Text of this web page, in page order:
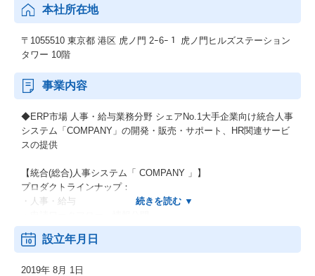
本社所在地
〒1055510 東京都 港区 虎ノ門 2ｰ6ｰ１ 虎ノ門ヒルズステーション
タワー 10階
事業内容
◆ERP市場 人事・給与業務分野 シェアNo.1大手企業向け統合人事
システム「COMPANY」の開発・販売・サポート、HR関連サービ
スの提供
【統合(総合)人事システム「 COMPANY 」】
プロダクトラインナップ：
・人事・給与
・勤怠・工数管理
・タレントマネジメント
設立年月日
2019年 8月 1日